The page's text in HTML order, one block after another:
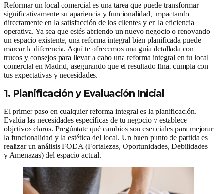
Reformar un local comercial es una tarea que puede transformar
significativamente su apariencia y funcionalidad, impactando
directamente en la satisfacción de los clientes y en la eficiencia
operativa. Ya sea que estés abriendo un nuevo negocio o renovando
un espacio existente, una reforma integral bien planificada puede
marcar la diferencia. Aquí te ofrecemos una guía detallada con
trucos y consejos para llevar a cabo una reforma integral en tu local
comercial en Madrid, asegurando que el resultado final cumpla con
tus expectativas y necesidades.
1. Planificación y Evaluación Inicial
El primer paso en cualquier reforma integral es la planificación.
Evalúa las necesidades específicas de tu negocio y establece
objetivos claros. Pregúntate qué cambios son esenciales para mejorar
la funcionalidad y la estética del local. Un buen punto de partida es
realizar un análisis FODA (Fortalezas, Oportunidades, Debilidades
y Amenazas) del espacio actual.